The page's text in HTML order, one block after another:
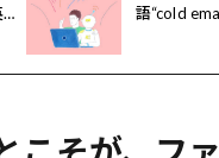
語“cold